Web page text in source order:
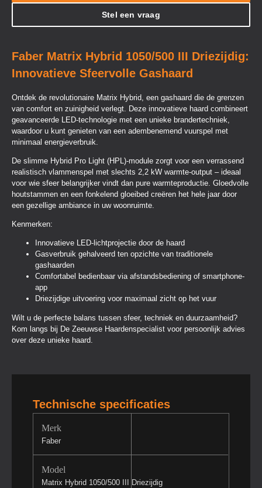
Stel een vraag
Faber Matrix Hybrid 1050/500 III Driezijdig:
Innovatieve Sfeervolle Gashaard
Ontdek de revolutionaire Matrix Hybrid, een gashaard die de grenzen
van comfort en zuinigheid verlegt. Deze innovatieve haard combineert
geavanceerde LED-technologie met een unieke brandertechniek,
waardoor u kunt genieten van een adembenemend vuurspel met
minimaal energieverbruik.
De slimme Hybrid Pro Light (HPL)-module zorgt voor een verrassend
realistisch vlammenspel met slechts 2,2 kW warmte-output – ideaal
voor wie sfeer belangrijker vindt dan pure warmteproductie. Gloedvolle
houtstammen en een fonkelend gloeibed creëren het hele jaar door
een gezellige ambiance in uw woonruimte.
Kenmerken:
Innovatieve LED-lichtprojectie door de haard
Gasverbruik gehalveerd ten opzichte van traditionele
gashaarden
Comfortabel bedienbaar via afstandsbediening of smartphone-
app
Driezijdige uitvoering voor maximaal zicht op het vuur
Wilt u de perfecte balans tussen sfeer, techniek en duurzaamheid?
Kom langs bij De Zeeuwse Haardenspecialist voor persoonlijk advies
over deze unieke haard.
Technische specificaties
Merk
Faber
Model
Matrix Hybrid 1050/500 III Driezijdig